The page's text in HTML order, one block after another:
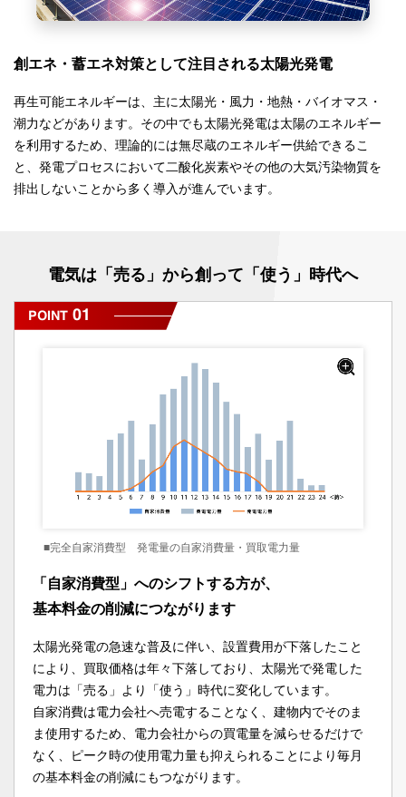
創エネ・蓄エネ対策として注目される太陽光発電
再生可能エネルギーは、主に太陽光・風力・地熱・バイオマス・
潮力などがあります。その中でも太陽光発電は太陽のエネルギー
を利用するため、理論的には無尽蔵のエネルギー供給できるこ
と、発電プロセスにおいて二酸化炭素やその他の大気汚染物質を
排出しないことから多く導入が進んでいます。
電気は「売る」から創って「使う」時代へ
POINT 01
「自家消費型」へのシフトする方が、
基本料金の削減につながります
太陽光発電の急速な普及に伴い、設置費用が下落したこと
により、買取価格は年々下落しており、太陽光で発電した
電力は「売る」より「使う」時代に変化しています。
自家消費は電力会社へ売電することなく、建物内でそのま
ま使用するため、電力会社からの買電量を減らせるだけで
なく、ピーク時の使用電力量も抑えられることにより毎月
の基本料金の削減にもつながります。
■完全自家消費型 発電量の自家消費量・買取電力量